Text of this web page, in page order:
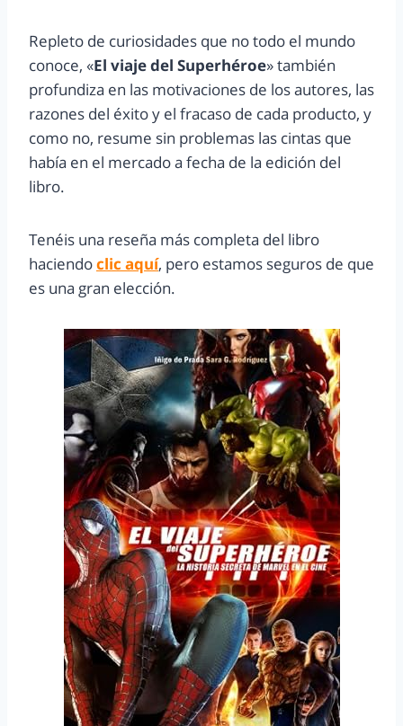
Repleto de curiosidades que no todo el mundo
conoce, «El viaje del Superhéroe» también
profundiza en las motivaciones de los autores, las
razones del éxito y el fracaso de cada producto, y
como no, resume sin problemas las cintas que
había en el mercado a fecha de la edición del
libro.
Tenéis una reseña más completa del libro
haciendoclic aquí, pero estamos seguros de que
es una gran elección.